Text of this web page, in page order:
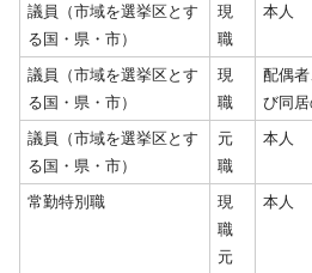
議員（市域を選挙区とす
る国・県・市）
現
職
本人
議員（市域を選挙区とす
る国・県・市）
現
職
配偶
び同
議員（市域を選挙区とす
る国・県・市）
元
職
本人
常勤特別職
現
職
元
本人